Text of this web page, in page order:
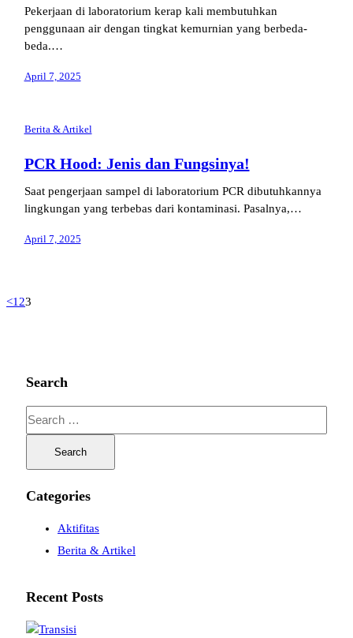
Pekerjaan di laboratorium kerap kali membutuhkan
penggunaan air dengan tingkat kemurnian yang berbeda-
beda.…
April 7, 2025
Berita & Artikel
PCR Hood: Jenis dan Fungsinya!
Saat pengerjaan sampel di laboratorium PCR dibutuhkannya
lingkungan yang terbebas dari kontaminasi. Pasalnya,…
April 7, 2025
Posts
<Page
1 Page
2Page
3
Search
Search
for:
Categories
Aktifitas
Berita & Artikel
Recent Posts